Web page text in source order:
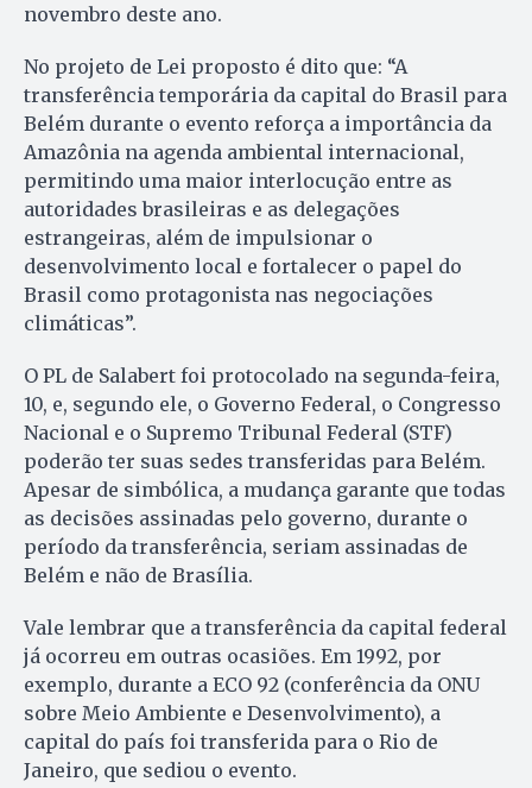
novembro deste ano.
No projeto de Lei proposto é dito que: “A
transferência temporária da capital do Brasil para
Belém durante o evento reforça a importância da
Amazônia na agenda ambiental internacional,
permitindo uma maior interlocução entre as
autoridades brasileiras e as delegações
estrangeiras, além de impulsionar o
desenvolvimento local e fortalecer o papel do
Brasil como protagonista nas negociações
climáticas”.
O PL de Salabert foi protocolado na segunda-feira,
10, e, segundo ele, o Governo Federal, o Congresso
Nacional e o Supremo Tribunal Federal (STF)
poderão ter suas sedes transferidas para Belém.
Apesar de simbólica, a mudança garante que todas
as decisões assinadas pelo governo, durante o
período da transferência, seriam assinadas de
Belém e não de Brasília.
Vale lembrar que a transferência da capital federal
já ocorreu em outras ocasiões. Em 1992, por
exemplo, durante a ECO 92 (conferência da ONU
sobre Meio Ambiente e Desenvolvimento), a
capital do país foi transferida para o Rio de
Janeiro, que sediou o evento.